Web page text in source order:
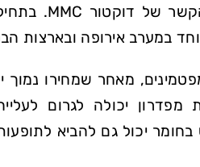
במערב אירופה ובארצות
מאחר שמחירו נמוך
מפדרון יכולה לגרום
יכול גם להביא לתופעות